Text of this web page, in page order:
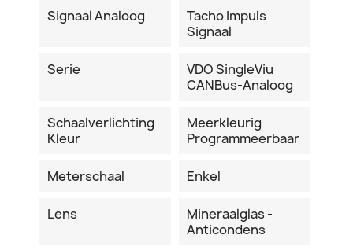
Signaal Analoog
Tacho Impuls
Signaal
Serie
VDO SingleViu
CANBus-Analoog
Schaalverlichting
Kleur
Meerkleurig
Programmeerbaar
Meterschaal Enkel
Lens
Mineraalglas -
Anticondens